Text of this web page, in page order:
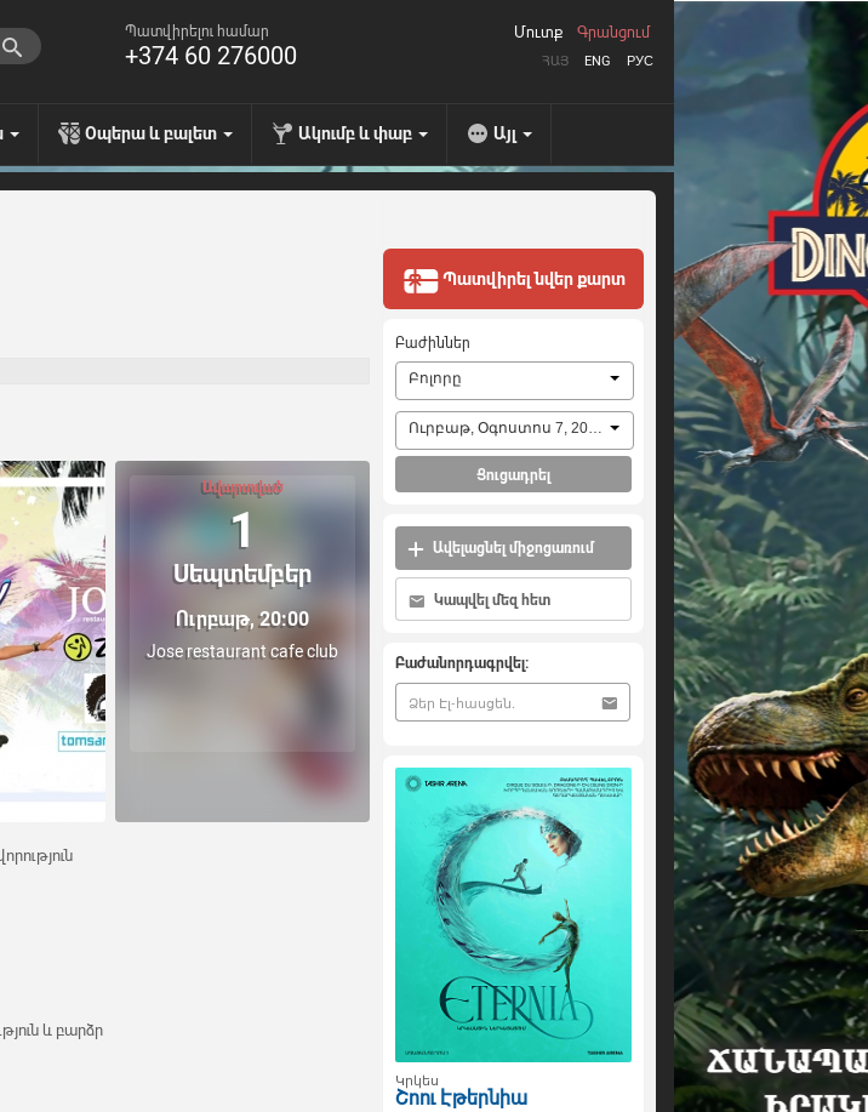
Պատվիրելու համար
+374 60 276000 ՀԱՅ ENG РУС
Մուտք Գրանցում
Օպերա և բալետ Ակումբ և փաբ Այլ
Ավարտված
1
Սեպտեմբեր
Ուրբաթ, 20:00
Jose restaurant cafe club
և բարձր
Պատվիրել նվեր քարտ
Բաժիններ
Բոլորը
Ուրբաթ, Օգոստոս 7, 2026
Ցուցադրել
Ավելացնել միջոցառում
Կապվել մեզ հետ
Բաժանորդագրվել:
Կրկես
Շոու Էթերնիա